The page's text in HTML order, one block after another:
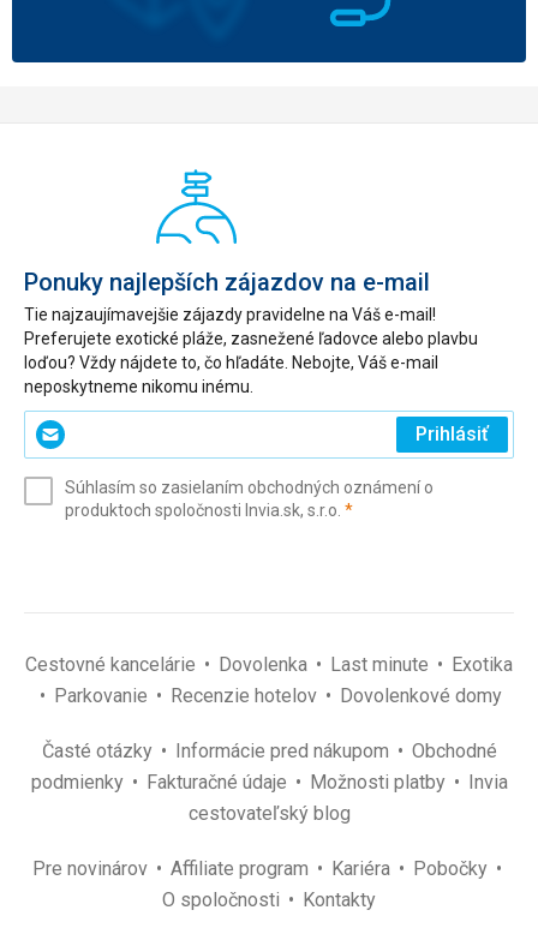
Ponuky najlepších zájazdov na e-mail
Tie najzaujímavejšie zájazdy pravidelne na Váš e-mail!
Preferujete exotické pláže, zasnežené ľadovce alebo plavbu
loďou? Vždy nájdete to, čo hľadáte. Nebojte, Váš e-mail
neposkytneme nikomu inému.
Zadajte
svoj
(povinné)
Prihlásiť
Súhlasím so zasielaním obchodných oznámení o
produktoch spoločnosti Invia.sk, s.r.o. *(povinné)
Cestovné kancelárie Dovolenka Last minute
Exotika
Parkovanie
Recenzie hotelov Dovolenkové domy
Časté otázky Informácie pred nákupom
Obchodné
podmienky
Fakturačné údaje Možnosti platby
Invia
cestovateľský blog
Pre novinárov Affiliate program Kariéra
Pobočky
O spoločnosti
Kontakty